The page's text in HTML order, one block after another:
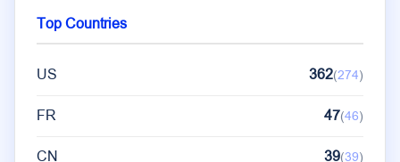
Top Countries
US 362(274)
FR 47(46)
CN 39(39)